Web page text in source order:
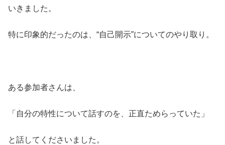
いきました。
特に印象的だったのは、“自己開示”についてのやり取り。
ある参加者さんは、
「自分の特性について話すのを、正直ためらっていた」
と話してくださいました。